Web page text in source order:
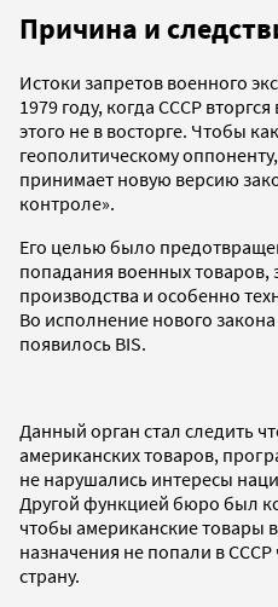
Причина и
Истоки запретов военного
1979 году, когда СССР
этого не в восторге. Чтобы
геополитическому
принимает новую версию
контроле».
Его целью было
попадания военных товаров,
производства и особенно
Во исполнение нового
появилось BIS.
Данный орган стал следить
американских товаров,
не нарушались интересы
Другой функцией бюро был
чтобы американские товары
назначения не попали в
страну.